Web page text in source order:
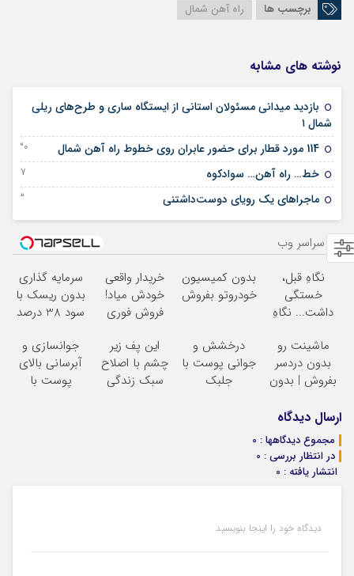
برچسب ها راه آهن شمال
نوشته های مشابه
بازدید میدانی مسئولان استانی از ایستگاه ساری و طرح‌های ریلی
شمال ۱
114 مورد قطار برای حضور عابران روی خطوط راه آهن شمال 30 دسامبر 2024
خط… راه آهن… سوادکوه 17 دسامبر 2024
ماجراهای یک رویای دوست‌داشتنی 23 نوامبر 2024
از سراسر وب
نگاهِ قبل،
خستگی
داشت... نگاهِ
بلفا با 25%
تخفیف
بدون کمیسیون
خودروتو بفروش
خریدار واقعی
خودش میاد!
فروش فوری
مکانیک
سرمایه گذاری
بدون ریسک با
سود 38 درصد
ماشینت رو
بدون دردسر
بفروش | بدون
درخشش و
جوانی پوست با
جلبک
این پف زیر
چشم با اصلاح
سبک زندگی
جوانسازی و
آبرسانی بالای
پوست با
ارسال دیدگاه
مجموع دیدگاهها : 0
در انتظار بررسی : 0
انتشار یافته : 0
دیدگاه خود را اینجا بنویسید